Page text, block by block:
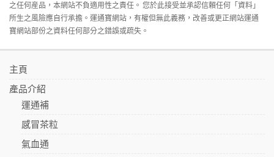
之任何産品，本網站不負適用性之責任。 您於此接受並承認信賴任何「資料」
所生之風險應自行承擔。運通寶網站，有權但無此義務，改善或更正網站運通
寶網站部份之資料任何部分之錯誤或疏失。
主頁
產品介紹
運通補
感冒茶粒
氣血通